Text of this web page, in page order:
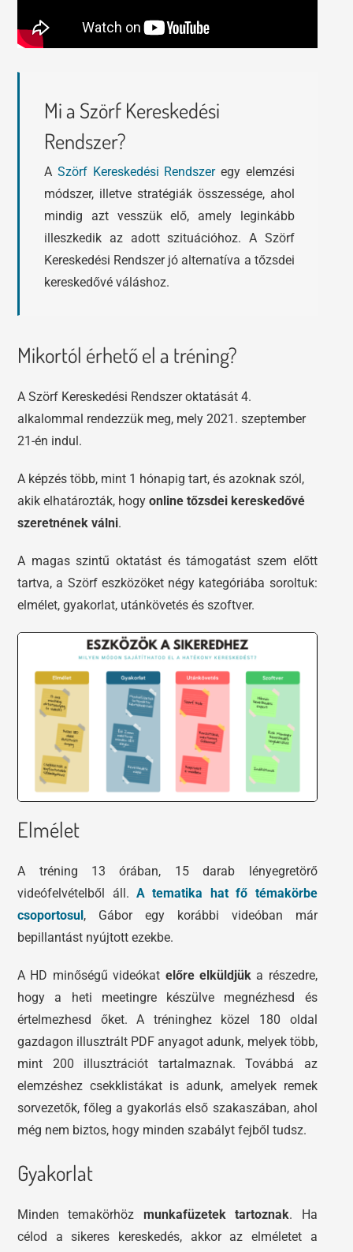
Mi a Szörf Kereskedési
Rendszer?
A Szörf Kereskedési Rendszeregy elemzési
módszer, illetve stratégiák összessége, ahol
mindig azt vesszük elő, amely leginkább
illeszkedik az adott szituációhoz. A Szörf
Kereskedési Rendszer jó alternatíva a tőzsdei
kereskedővé váláshoz.
Mikortól érhető el a tréning?
A Szörf Kereskedési Rendszer oktatását 4.
alkalommal rendezzük meg, mely 2021. szeptember
21-én indul.
A képzés több, mint 1 hónapig tart, és azoknak szól,
akik elhatározták, hogyonline tőzsdei kereskedővé
szeretnének válni.
A magas szintű oktatást és támogatást szem előtt
tartva, a Szörf eszközöket négy kategóriába soroltuk:
elmélet, gyakorlat, utánkövetés és szoftver.
Elmélet
A tréning 13 órában, 15 darab lényegretörő
videófelvételből áll. A tematika hat fő témakörbe
csoportosul , Gábor egy korábbi videóban már
bepillantást nyújtott ezekbe.
A HD minőségű videókat előre elküldjüka részedre,
hogy a heti meetingre készülve megnézhesd és
értelmezhesd őket. A tréninghez közel 180 oldal
gazdagon illusztrált PDF anyagot adunk, melyek több,
mint 200 illusztrációt tartalmaznak. Továbbá az
elemzéshez csekklistákat is adunk, amelyek remek
sorvezetők, főleg a gyakorlás első szakaszában, ahol
még nem biztos, hogy minden szabályt fejből tudsz.
Gyakorlat
Minden temakörhöz munkafüzetek tartoznak. Ha
célod a sikeres kereskedés, akkor az elméletet a